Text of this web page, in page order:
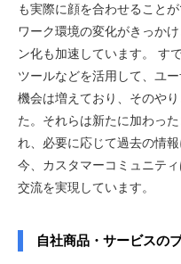
も実際に顔を合わせること
ワーク環境の変化がきっか
ン化も加速しています。 す
ツールなどを活用して、ユ
機会は増えており、そのや
た。それらは新たに加わっ
れ、必要に応じて過去の情
今、カスタマーコミュニテ
交流を実現しています。
自社商品・サービスの